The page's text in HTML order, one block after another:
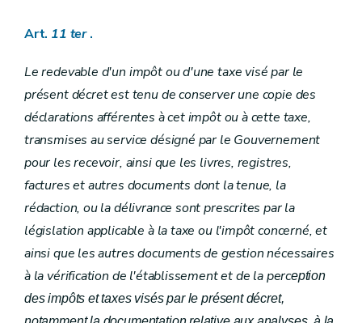
Art. 11 ter .
Le redevable d'un impôt ou d'une taxe visé par le
présent décret est tenu de conserver une copie des
déclarations afférentes à cet impôt ou à cette taxe,
transmises au service désigné par le Gouvernement
pour les recevoir, ainsi que les livres, registres,
factures et autres documents dont la tenue, la
rédaction, ou la délivrance sont prescrites par la
législation applicable à la taxe ou l'impôt concerné, et
ainsi que les autres documents de gestion nécessaires
à la vérification de l'établissement et de la perception
des impôts et taxes visés par le présent décret,